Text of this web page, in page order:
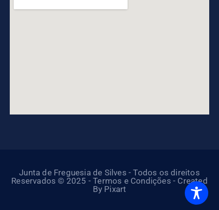
Junta de Freguesia de Silves - Todos os direitos
Reservados © 2025 - Termos e Condições - Created
By Pixart